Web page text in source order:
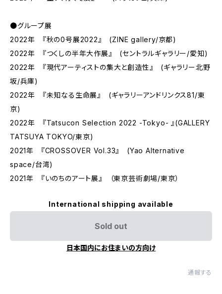
●グループ展
2022年 『秋の0号展2022』 (ZINE gallery/京都)
2022年 『つくしの半年大作展』 (セントラルギャラリー/愛知)
2022年 『現代アーティストの集大と創造性』 (ギャラリー北野
坂/兵庫)
2022年 『未知なる生命展』 (ギャラリーアンドリンクス81/東
京)
2022年 『Tatsucon Selection 2022 -Tokyo- 』(GALLERY
TATSUYA TOKYO/東京)
2021年 『CROSSOVER Vol.33』 (Yao Alternative
space/台湾)
2021年 『いのちのアート展』 （東京芸術劇場/東京）
International shipping available
Sold out
日本国内にお住まいの方向け
通報する